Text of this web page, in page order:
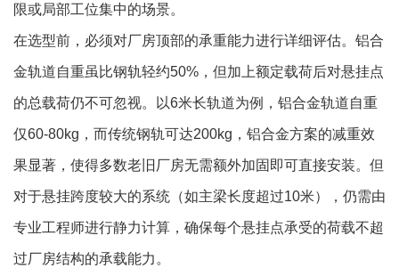
限或局部工位集中的场景。
在选型前，必须对厂房顶部的承重能力进行详细评估。铝合
金轨道自重虽比钢轨轻约50%，但加上额定载荷后对悬挂点
的总载荷仍不可忽视。以6米长轨道为例，铝合金轨道自重
仅60-80kg，而传统钢轨可达200kg，铝合金方案的减重效
果显著，使得多数老旧厂房无需额外加固即可直接安装。但
对于悬挂跨度较大的系统（如主梁长度超过10米），仍需由
专业工程师进行静力计算，确保每个悬挂点承受的荷载不超
过厂房结构的承载能力。